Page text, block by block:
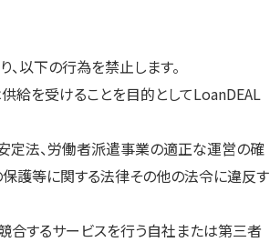
以下の行為を禁止します。
供給を受けることを目的としてLoanDEAL
安定法、労働者派遣事業の適正な運営の確
護等に関する法律その他の法令に違反す
競合するサービスを行う自社または第三者